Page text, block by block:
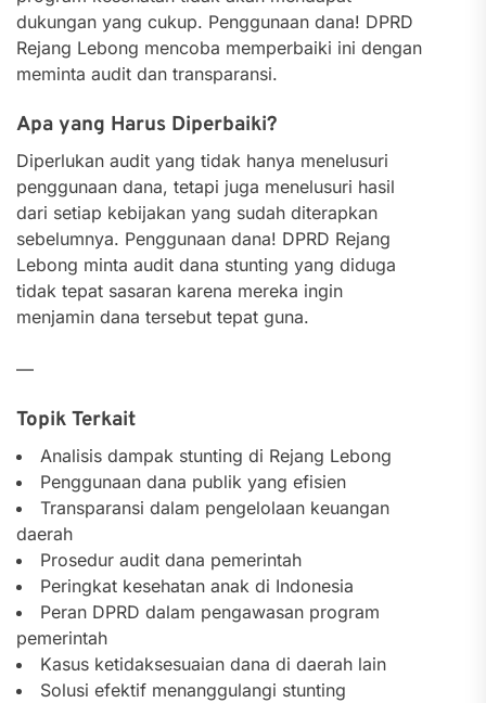
dukungan yang cukup. Penggunaan dana! DPRD
Rejang Lebong mencoba memperbaiki ini dengan
meminta audit dan transparansi.
Apa yang Harus Diperbaiki?
Diperlukan audit yang tidak hanya menelusuri
penggunaan dana, tetapi juga menelusuri hasil
dari setiap kebijakan yang sudah diterapkan
sebelumnya. Penggunaan dana! DPRD Rejang
Lebong minta audit dana stunting yang diduga
tidak tepat sasaran karena mereka ingin
menjamin dana tersebut tepat guna.
—
Topik Terkait
Analisis dampak stunting di Rejang Lebong
Penggunaan dana publik yang efisien
Transparansi dalam pengelolaan keuangan
daerah
Prosedur audit dana pemerintah
Peringkat kesehatan anak di Indonesia
Peran DPRD dalam pengawasan program
pemerintah
Kasus ketidaksesuaian dana di daerah lain
Solusi efektif menanggulangi stunting